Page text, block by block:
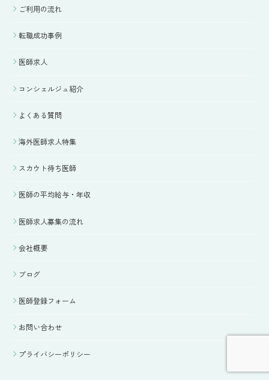
ご利用の流れ
転職成功事例
医師求人
コンシェルジュ紹介
よくある質問
海外医師求人特集
スカウト待ち医師
医師の平均給与・年収
医師求人募集の流れ
会社概要
ブログ
医師登録フォーム
お問い合わせ
プライバシーポリシー